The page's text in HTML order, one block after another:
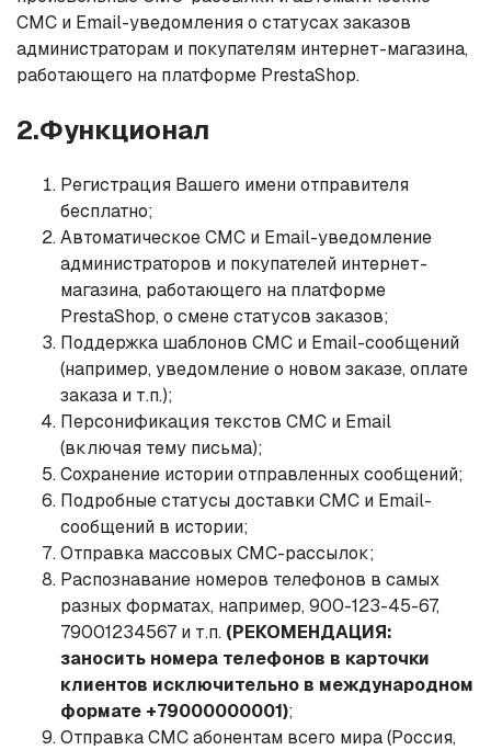
СМС и Email-уведомления о статусах заказов
администраторам и покупателям интернет-магазина,
работающего на платформе PrestaShop.
2.Функционал
Регистрация Вашего имени отправителя
бесплатно;
Автоматическое СМС и Email-уведомление
администраторов и покупателей интернет-
магазина, работающего на платформе
PrestaShop, о смене статусов заказов;
Поддержка шаблонов СМС и Email-сообщений
(например, уведомление о новом заказе, оплате
заказа и т.п.);
Персонификация текстов СМС и Email
(включая тему письма);
Сохранение истории отправленных сообщений;
Подробные статусы доставки СМС и Email-
сообщений в истории;
Отправка массовых СМС-рассылок;
Распознавание номеров телефонов в самых
разных форматах, например, 900-123-45-67,
79001234567 и т.п. (РЕКОМЕНДАЦИЯ:
заносить номера телефонов в карточки
клиентов исключительно в международном
формате +79000000001);
Отправка СМС абонентам всего мира (Россия,